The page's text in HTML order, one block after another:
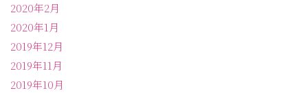
2020年2月
2020年1月
2019年12月
2019年11月
2019年10月